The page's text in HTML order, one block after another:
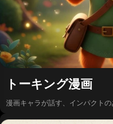
トーキング漫画
漫画キャラが話す、インパクトの